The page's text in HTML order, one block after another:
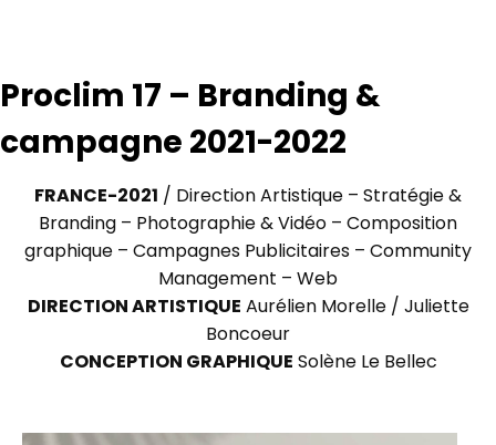
Proclim 17 – Branding &
campagne 2021-2022
FRANCE-2021 / Direction Artistique – Stratégie &
Branding – Photographie & Vidéo – Composition
graphique – Campagnes Publicitaires – Community
Management – Web
DIRECTION ARTISTIQUE Aurélien Morelle / Juliette
Boncoeur
CONCEPTION GRAPHIQUE Solène Le Bellec